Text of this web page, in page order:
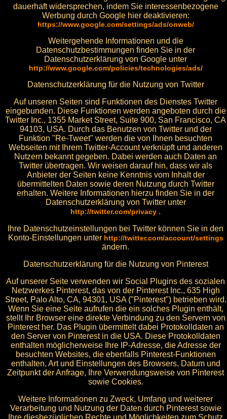
dauerhaft widersprechen, indem Sie interessenbezogene
Werbung durch Google hier deaktivieren:
https://www.google.com/settings/ads/onweb/
Weitergehende Informationen und die
Datenschutzbestimmungen finden Sie in der
Datenschutzerklärung von Google unter
http://www.google.com/policies/technologies/ads/
Datenschutzerklärung für die Nutzung von Twitter
Auf unseren Seiten sind Funktionen des Dienstes Twitter
eingebunden. Diese Funktionen werden angeboten durch die
Twitter Inc., 1355 Market Street, Suite 900, San Francisco, CA
94103, USA. Durch das Benutzen von Twitter und der
Funktion "Re-Tweet" werden die von Ihnen besuchten
Webseiten mit Ihrem Twitter-Account verknüpft und anderen
Nutzern bekannt gegeben. Dabei werden auch Daten an
Twitter übertragen. Wir weisen darauf hin, dass wir als
Anbieter der Seiten keine Kenntnis vom Inhalt der
übermittelten Daten sowie deren Nutzung durch Twitter
erhalten. Weitere Informationen hierzu finden Sie in der
Datenschutzerklärung von Twitter unter
http://twitter.com/privacy .
Ihre Datenschutzeinstellungen bei Twitter können Sie in den
Konto-Einstellungen unter http://twitter.com/account/settings
ändern.
Datenschutzerklärung für die Nutzung von Pinterest
Auf unserer Seite verwenden wir Social Plugins des sozialen
Netzwerkes Pinterest, das von der Pinterest Inc., 635 High
Street, Palo Alto, CA, 94301, USA ("Pinterest") betrieben wird.
Wenn Sie eine Seite aufrufen die ein solches Plugin enthält,
stellt Ihr Browser eine direkte Verbindung zu den Servern von
Pinterest her. Das Plugin übermittelt dabei Protokolldaten an
den Server von Pinterest in die USA. Diese Protokolldaten
enthalten möglicherweise Ihre IP-Adresse, die Adresse der
besuchten Websites, die ebenfalls Pinterest-Funktionen
enthalten, Art und Einstellungen des Browsers, Datum und
Zeitpunkt der Anfrage, Ihre Verwendungsweise von Pinterest
sowie Cookies.
Weitere Informationen zu Zweck, Umfang und weiterer
Verarbeitung und Nutzung der Daten durch Pinterest sowie
Ihre diesbezüglichen Rechte und Möglichkeiten zum Schutz